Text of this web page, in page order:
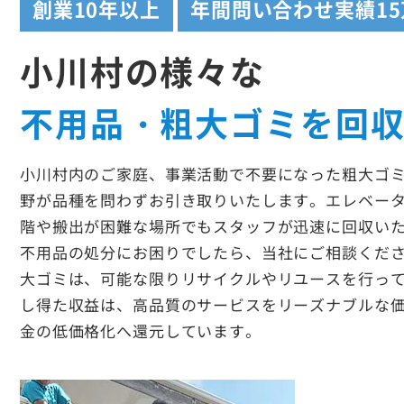
創業10年以上 年間問い合わせ実績
小川村の様々な
不用品・粗大ゴミを回
小川村内のご家庭、事業活動で不要になった粗大ゴ
野が品種を問わずお引き取りいたします。エレベー
階や搬出が困難な場所でもスタッフが迅速に回収い
不用品の処分にお困りでしたら、当社にご相談くだ
大ゴミは、可能な限りリサイクルやリユースを行っ
し得た収益は、高品質のサービスをリーズナブルな
金の低価格化へ還元しています。